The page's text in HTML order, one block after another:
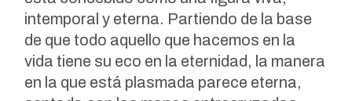
intemporal y eterna. Partiendo de la base
de que todo aquello que hacemos en la
vida tiene su eco en la eternidad, la manera
en la que está plasmada parece eterna,